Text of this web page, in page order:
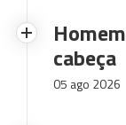
cabeça
05 ago 2026